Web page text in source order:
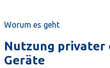
Worum es geht
Nutzung
Geräte